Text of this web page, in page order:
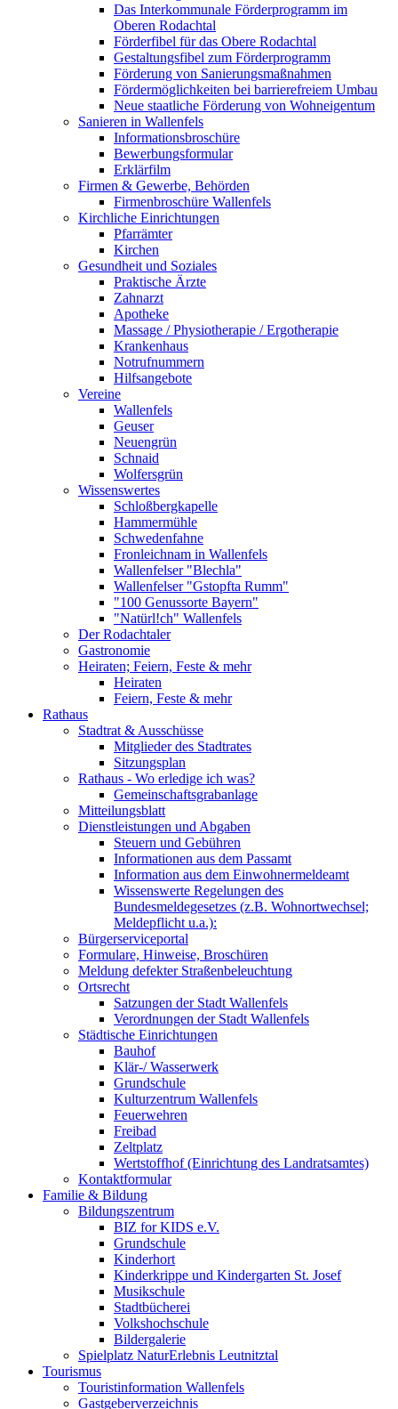
Das Interkommunale Förderprogramm im
Oberen Rodachtal
Förderfibel für das Obere Rodachtal
Gestaltungsfibel zum Förderprogramm
Förderung von Sanierungsmaßnahmen
Fördermöglichkeiten bei barrierefreiem Umbau
Neue staatliche Förderung von Wohneigentum
Sanieren in Wallenfels
Informationsbroschüre
Bewerbungsformular
Erklärfilm
Firmen & Gewerbe, Behörden
Firmenbroschüre Wallenfels
Kirchliche Einrichtungen
Pfarrämter
Kirchen
Gesundheit und Soziales
Praktische Ärzte
Zahnarzt
Apotheke
Massage / Physiotherapie / Ergotherapie
Krankenhaus
Notrufnummern
Hilfsangebote
Vereine
Wallenfels
Geuser
Neuengrün
Schnaid
Wolfersgrün
Wissenswertes
Schloßbergkapelle
Hammermühle
Schwedenfahne
Fronleichnam in Wallenfels
Wallenfelser "Blechla"
Wallenfelser "Gstopfta Rumm"
"100 Genussorte Bayern"
"Natürl!ch" Wallenfels
Der Rodachtaler
Gastronomie
Heiraten; Feiern, Feste & mehr
Heiraten
Feiern, Feste & mehr
Rathaus
Stadtrat & Ausschüsse
Mitglieder des Stadtrates
Sitzungsplan
Rathaus - Wo erledige ich was?
Gemeinschaftsgrabanlage
Mitteilungsblatt
Dienstleistungen und Abgaben
Steuern und Gebühren
Informationen aus dem Passamt
Information aus dem Einwohnermeldeamt
Wissenswerte Regelungen des
Bundesmeldegesetzes (z.B. Wohnortwechsel;
Meldepflicht u.a.):
Bürgerserviceportal
Formulare, Hinweise, Broschüren
Meldung defekter Straßenbeleuchtung
Ortsrecht
Satzungen der Stadt Wallenfels
Verordnungen der Stadt Wallenfels
Städtische Einrichtungen
Bauhof
Klär-/ Wasserwerk
Grundschule
Kulturzentrum Wallenfels
Feuerwehren
Freibad
Zeltplatz
Wertstoffhof (Einrichtung des Landratsamtes)
Kontaktformular
Familie & Bildung
Bildungszentrum
BIZ for KIDS e.V.
Grundschule
Kinderhort
Kinderkrippe und Kindergarten St. Josef
Musikschule
Stadtbücherei
Volkshochschule
Bildergalerie
Spielplatz NaturErlebnis Leutnitztal
Tourismus
Touristinformation Wallenfels
Gastgeberverzeichnis